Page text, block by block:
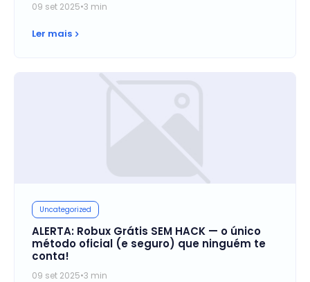
09 set 2025•3 min
Ler mais
Uncategorized
ALERTA: Robux Grátis SEM HACK — o único
método oficial (e seguro) que ninguém te
conta!
09 set 2025•3 min